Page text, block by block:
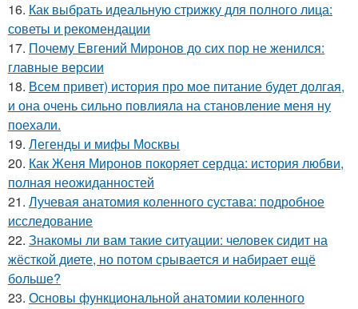
16. Как выбрать идеальную стрижку для полного лица:
советы и рекомендации
17. Почему Евгений Миронов до сих пор не женился:
главные версии
18. Всем привет) история про мое питание будет долгая,
и она очень сильно повлияла на становление меня ну
поехали.
19. Легенды и мифы Москвы
20. Как Женя Миронов покоряет сердца: история любви,
полная неожиданностей
21. Лучевая анатомия коленного сустава: подробное
исследование
22. Знакомы ли вам такие ситуации: человек сидит на
жёсткой диете, но потом срывается и набирает ещё
больше?
23. Основы функциональной анатомии коленного